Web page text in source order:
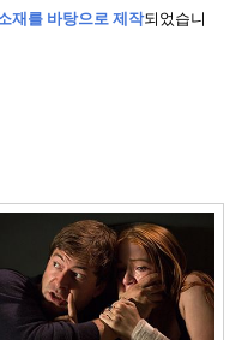
재를 바탕으로 제작되었습니